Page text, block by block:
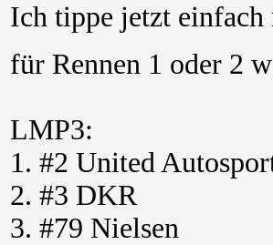
Ich tippe jetzt einfach
für Rennen 1 oder 2
LMP3:
1. #2 United
2. #3 DKR
3. #79 Nielsen